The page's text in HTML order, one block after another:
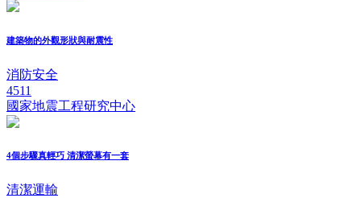
建築物的外觀形狀與耐震性
消防安全
4511
國家地震工程研究中心
4個步驟真輕巧 清潔螢幕有一套
清潔運輸